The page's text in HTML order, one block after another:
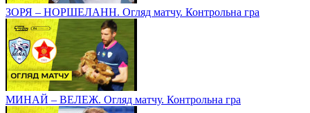
ЗОРЯ – НОРШЕЛАНН. Огляд матчу. Контрольна гра
МИНАЙ – ВЕЛЕЖ. Огляд матчу. Контрольна гра